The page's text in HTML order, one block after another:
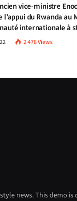
vice-ministre
l’appui du Rwanda au
internationale à
2 478Views
news. This demo is